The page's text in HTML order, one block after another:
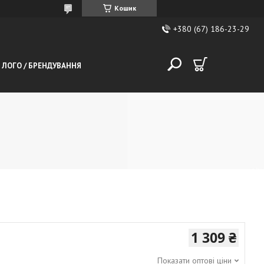
Кошик
+380 (67) 186-23-29
/ БРЕНДУВАННЯ
1 309 ₴
Показати оптові ціни